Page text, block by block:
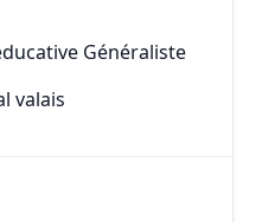
Généraliste
valais